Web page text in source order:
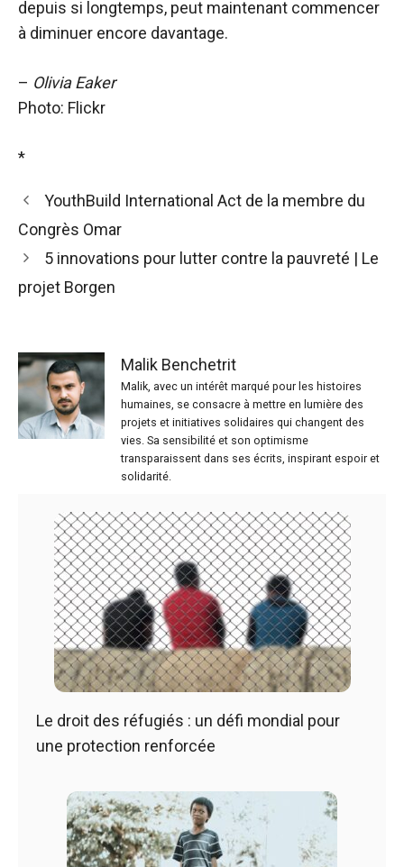
depuis si longtemps, peut maintenant commencer
à diminuer encore davantage.
– Olivia Eaker
Photo: Flickr
*
YouthBuild International Act de la membre du
Congrès Omar
5 innovations pour lutter contre la pauvreté | Le
projet Borgen
Malik Benchetrit
Malik, avec un intérêt marqué pour les histoires
humaines, se consacre à mettre en lumière des
projets et initiatives solidaires qui changent des
vies. Sa sensibilité et son optimisme
transparaissent dans ses écrits, inspirant espoir et
solidarité.
Le droit des réfugiés : un défi mondial pour
une protection renforcée